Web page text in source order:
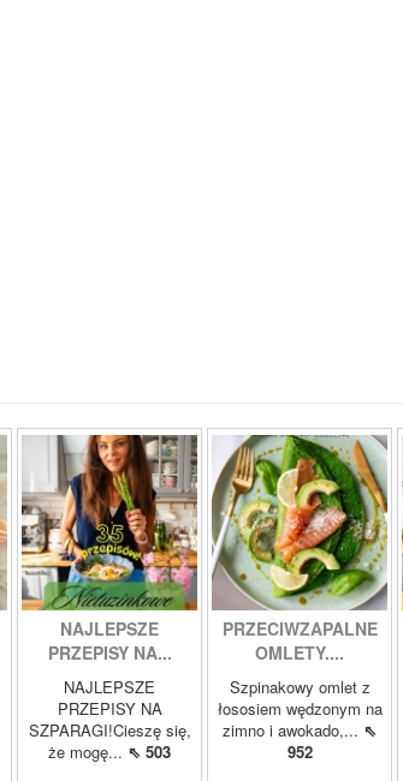
NAJLEPSZE
PRZEPISY NA...
NAJLEPSZE
PRZEPISY NA
SZPARAGI!Cieszę się,
że mogę... ⇖ 503
PRZECIWZAPALNE
OMLETY....
Szpinakowy omlet z
łososiem wędzonym na
zimno i awokado,... ⇖
952